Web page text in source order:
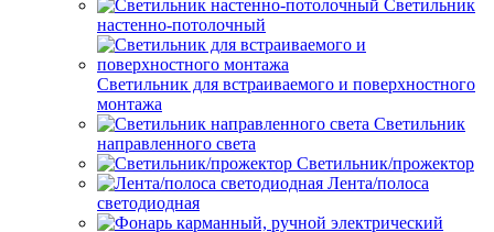
Светильник
настенно-потолочный
Светильник для встраиваемого и поверхностного
монтажа
Светильник
направленного света
Светильник/прожектор
Лента/полоса
светодиодная